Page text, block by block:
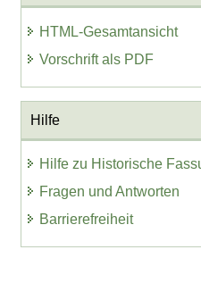
HTML-Gesamtansicht
Vorschrift als PDF
Hilfe
Hilfe zu Historische
Fragen und Antworten
Barrierefreiheit